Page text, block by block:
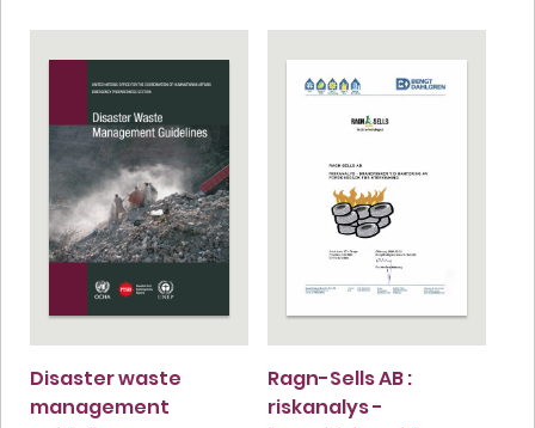
Disaster waste
management
Ragn-Sells AB :
riskanalys -